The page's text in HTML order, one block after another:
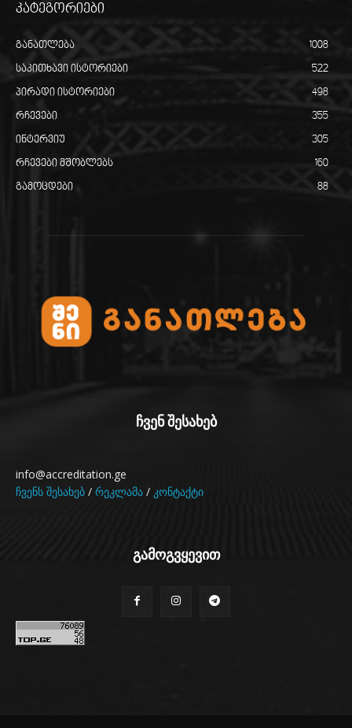
კატეგორიები
განათლება 1008
საკითხავი ისტორიები 522
პირადი ისტორიები 498
რჩევები 355
ინტერვიუ 305
რჩევები მშობლებს 160
გამოცდები 88
ჩვენ შესახებ
info@accreditation.ge
ჩვენს შესახებ / რეკლამა / კონტაქტი
გამოგვყევით